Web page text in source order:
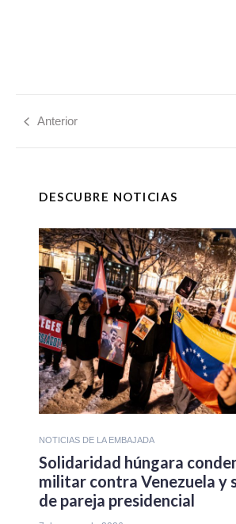
Anterior
DESCUBRE NOTICIAS
NOTICIAS DE LA EMBAJADA
Solidaridad húngara
militar contra Venezuela y
de pareja presidencial